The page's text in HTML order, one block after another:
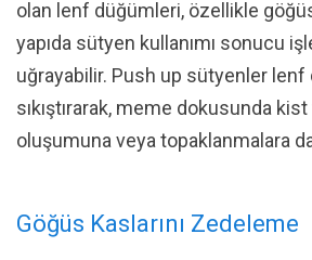
olan lenf düğümleri, özellikle
yapıda sütyen kullanımı sonucu
uğrayabilir. Push up sütyenler
sıkıştırarak, meme dokusunda
oluşumuna veya topaklanmalara
Göğüs Kaslarını Zedeleme